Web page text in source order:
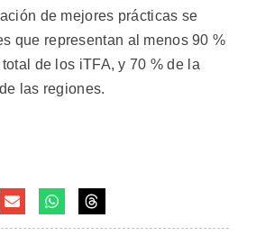
de mejores prácticas se
que representan al menos 90 %
de los iTFA, y 70 % de la
las regiones.